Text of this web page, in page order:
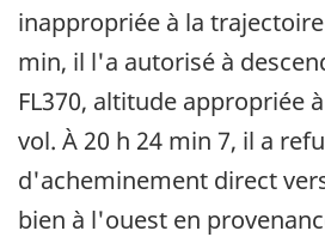
inappropriée à la
min, il l'a autorisé à
FL370, altitude appropriée
vol. À 20 h 24 min 7, il a
d'acheminement direct
bien à l'ouest en